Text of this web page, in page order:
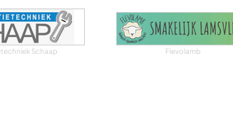
Schaap Flevolamb